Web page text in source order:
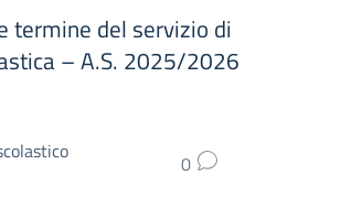
termine del servizio di
– A.S. 2025/2026
0